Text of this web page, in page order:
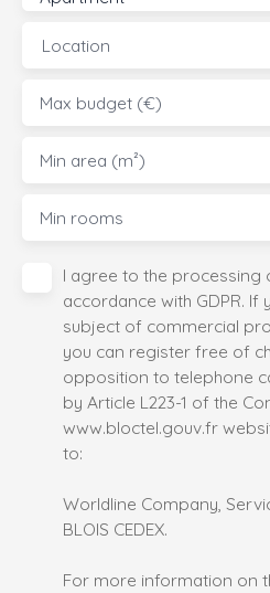
Location
Max budget (€)
Min area (m²)
Min rooms
I agree to the processing
accordance with GDPR.
subject of commercial
you can register free of
opposition to telephone
by Article L223-1 of the
www.bloctel.gouv.fr
to:
Worldline Company,
BLOIS CEDEX.
For more information on